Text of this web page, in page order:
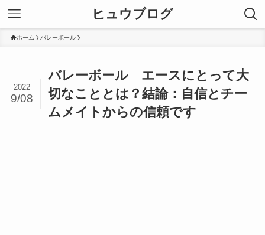
ヒュウブログ
ホーム バレーボール
バレーボール エースにとって大
切なこととは？結論：自信とチー
ムメイトからの信頼です
2022
9/08